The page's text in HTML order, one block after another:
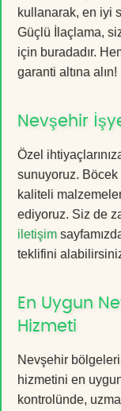
kullanarak, en iyi
Güçlü İlaçlama,
için buradadır.
garanti altına alın!
Nevşehir
Özel
sunuyoruz.
kaliteli
ediyoruz. Siz de
iletişim
teklifini
En Uygun
Hizmeti
Nevşehir
hizmetini en
kontrolünde,